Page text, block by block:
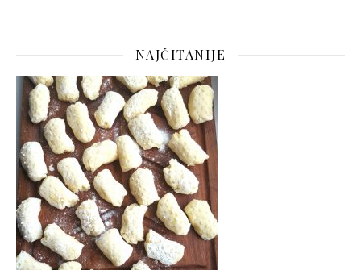
NAJČITANIJE